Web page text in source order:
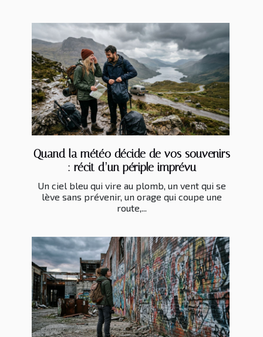
Quand la météo décide de vos souvenirs
: récit d’un périple imprévu
Un ciel bleu qui vire au plomb, un vent qui se
lève sans prévenir, un orage qui coupe une
route,...